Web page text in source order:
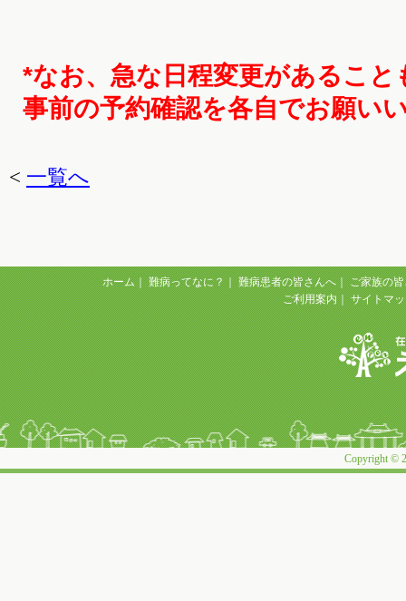
*なお、急な日程変更があるこ
事前の予約確認を各自でお願い
< 一覧へ
ホーム｜ 難病ってなに？｜ 難病患者の皆さんへ｜ ご家族の
ご利用案内｜ サイトマ
Copyright ©